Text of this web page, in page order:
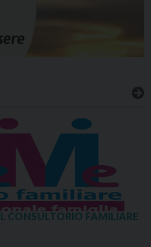
CONSULTORIO FAMILIARE